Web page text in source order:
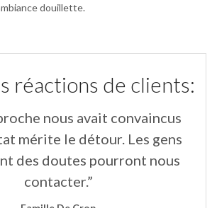
douillette.
réactions de clients:
nous avait convaincus
mérite le détour. Les gens
des doutes pourront nous
contacter.”